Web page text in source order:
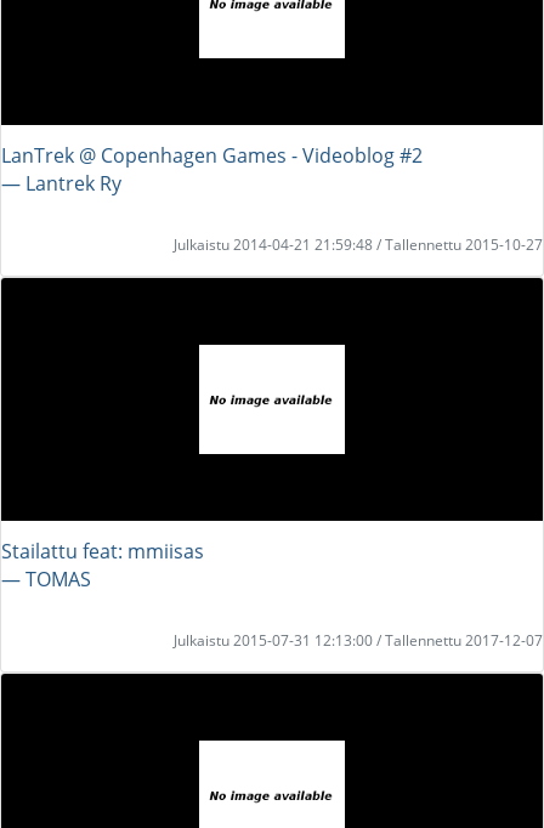
LanTrek @ Copenhagen Games - Videoblog #2
― Lantrek Ry
Julkaistu 2014-04-21 21:59:48 / Tallennettu 2015-10-27
Stailattu feat: mmiisas
― TOMAS
Julkaistu 2015-07-31 12:13:00 / Tallennettu 2017-12-07